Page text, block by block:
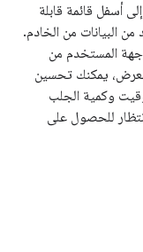
أسفل قائمة قابلة
من البيانات من الخادم.
المستخدم من
العرض، يمكنك تحسين
وكمية الجلب
للحصول على